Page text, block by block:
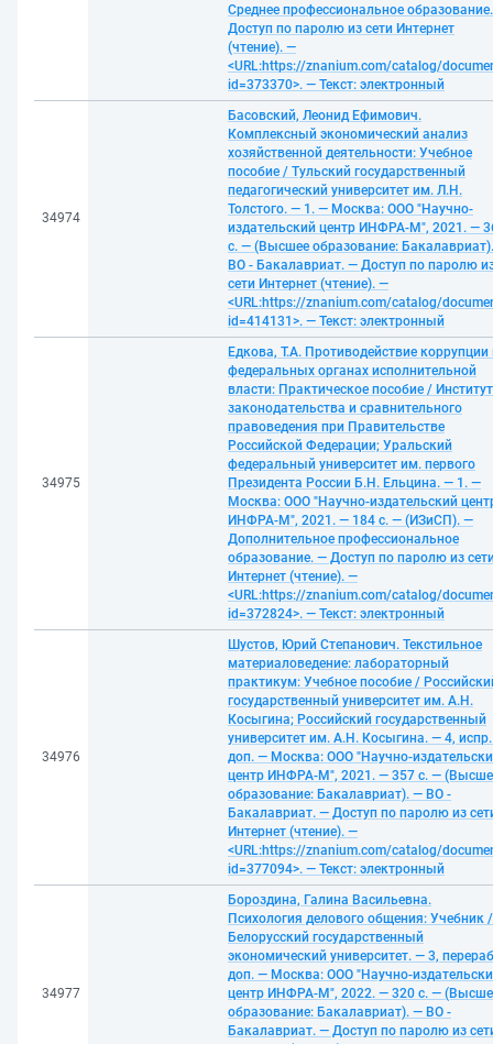
Среднее профессиональное
Доступ по паролю из сети Интернет
(чтение). —
<URL:https://znanium.com/catalog/
id=373370>. — Текст: электронный
34974
Басовский, Леонид Ефимович.
Комплексный экономический анализ
хозяйственной деятельности: Учебное
пособие / Тульский государственный
педагогический университет им. Л.Н.
Толстого. — 1. — Москва: ООО "Научно-
издательский центр ИНФРА-М", 2021. —
с. — (Высшее образование:
ВО - Бакалавриат. — Доступ по паролю
сети Интернет (чтение). —
<URL:https://znanium.com/catalog/
id=414131>. — Текст: электронный
34975
Едкова, Т.А. Противодействие коррупции
федеральных органах исполнительной
власти: Практическое пособие / Институт
законодательства и сравнительного
правоведения при Правительстве
Российской Федерации; Уральский
федеральный университет им. первого
Президента России Б.Н. Ельцина. — 1. —
Москва: ООО "Научно-издательский
ИНФРА-М", 2021. — 184 с. — (ИЗиСП). —
Дополнительное профессиональное
образование. — Доступ по паролю из
Интернет (чтение). —
<URL:https://znanium.com/catalog/
id=372824>. — Текст: электронный
34976
Шустов, Юрий Степанович. Текстильное
материаловедение: лабораторный
практикум: Учебное пособие /
государственный университет им. А.Н.
Косыгина; Российский государственный
университет им. А.Н. Косыгина. — 4,
доп. — Москва: ООО "Научно-
центр ИНФРА-М", 2021. — 357 с. —
образование: Бакалавриат). — ВО -
Бакалавриат. — Доступ по паролю из
Интернет (чтение). —
<URL:https://znanium.com/catalog/
id=377094>. — Текст: электронный
34977
Бороздина, Галина Васильевна.
Психология делового общения: Учебник /
Белорусский государственный
экономический университет. — 3,
доп. — Москва: ООО "Научно-
центр ИНФРА-М", 2022. — 320 с. —
образование: Бакалавриат). — ВО -
Бакалавриат. — Доступ по паролю из